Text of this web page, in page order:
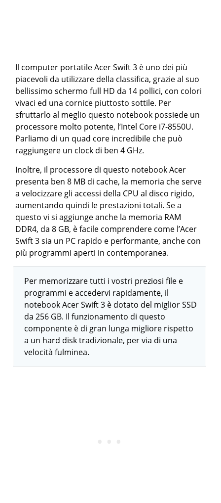
Il computer portatile Acer Swift 3 è uno dei più
piacevoli da utilizzare della classifica, grazie al suo
bellissimo schermo full HD da 14 pollici, con colori
vivaci ed una cornice piuttosto sottile. Per
sfruttarlo al meglio questo notebook possiede un
processore molto potente, l’Intel Core i7-8550U.
Parliamo di un quad core incredibile che può
raggiungere un clock di ben 4 GHz.
Inoltre, il processore di questo notebook Acer
presenta ben 8 MB di cache, la memoria che serve
a velocizzare gli accessi della CPU al disco rigido,
aumentando quindi le prestazioni totali. Se a
questo vi si aggiunge anche la memoria RAM
DDR4, da 8 GB, è facile comprendere come l’Acer
Swift 3 sia un PC rapido e performante, anche con
più programmi aperti in contemporanea.
Per memorizzare tutti i vostri preziosi file e
programmi e accedervi rapidamente, il
notebook Acer Swift 3 è dotato del miglior SSD
da 256 GB. Il funzionamento di questo
componente è di gran lunga migliore rispetto
a un hard disk tradizionale, per via di una
velocità fulminea.